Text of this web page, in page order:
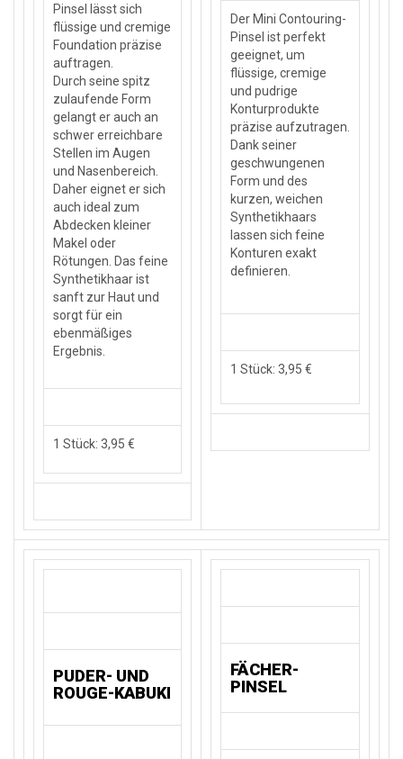
Pinsel lässt sich
flüssige und cremige
Foundation präzise
auftragen.
Durch seine spitz
zulaufende Form
gelangt er auch an
schwer erreichbare
Stellen im Augen
und Nasenbereich.
Daher eignet er sich
auch ideal zum
Abdecken kleiner
Makel oder
Rötungen. Das feine
Synthetikhaar ist
sanft zur Haut und
sorgt für ein
ebenmäßiges
Ergebnis.
1 Stück: 3,95 €
Der Mini Contouring-
Pinsel ist perfekt
geeignet, um
flüssige, cremige
und pudrige
Konturprodukte
präzise aufzutragen.
Dank seiner
geschwungenen
Form und des
kurzen, weichen
Synthetikhaars
lassen sich feine
Konturen exakt
definieren.
1 Stück: 3,95 €
PUDER- UND
ROUGE-KABUKI
FÄCHER-
PINSEL